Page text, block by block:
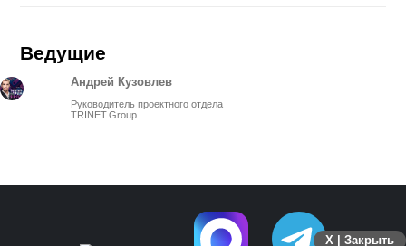
Ведущие
Андрей Кузовлев
Руководитель проектного отдела
TRINET.Group
X | Закрыть